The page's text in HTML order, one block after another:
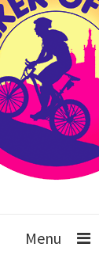
Menu